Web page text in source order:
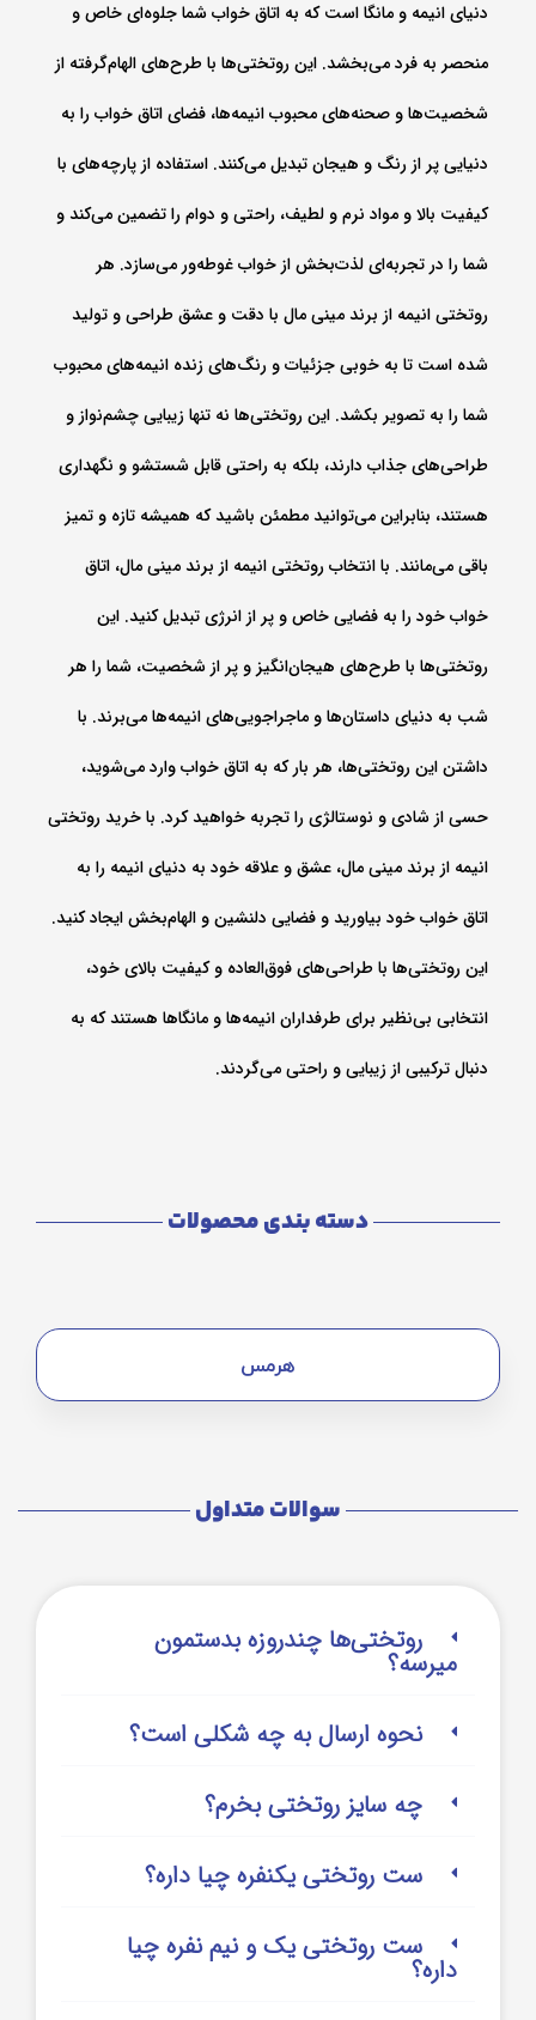
دنیای انیمه و مانگا است که به اتاق خواب شما جلوه‌ای خاص و
منحصر به فرد می‌بخشد. این روتختی‌ها با طرح‌های الهام‌گرفته از
شخصیت‌ها و صحنه‌های محبوب انیمه‌ها، فضای اتاق خواب را به
دنیایی پر از رنگ و هیجان تبدیل می‌کنند. استفاده از پارچه‌های با
کیفیت بالا و مواد نرم و لطیف، راحتی و دوام را تضمین می‌کند و
شما را در تجربه‌ای لذت‌بخش از خواب غوطه‌ور می‌سازد. هر
روتختی انیمه از برند مینی مال با دقت و عشق طراحی و تولید
شده است تا به خوبی جزئیات و رنگ‌های زنده انیمه‌های محبوب
شما را به تصویر بکشد. این روتختی‌ها نه تنها زیبایی چشم‌نواز و
طراحی‌های جذاب دارند، بلکه به راحتی قابل شستشو و نگهداری
هستند، بنابراین می‌توانید مطمئن باشید که همیشه تازه و تمیز
باقی می‌مانند. با انتخاب روتختی انیمه از برند مینی مال، اتاق
خواب خود را به فضایی خاص و پر از انرژی تبدیل کنید. این
روتختی‌ها با طرح‌های هیجان‌انگیز و پر از شخصیت، شما را هر
شب به دنیای داستان‌ها و ماجراجویی‌های انیمه‌ها می‌برند. با
داشتن این روتختی‌ها، هر بار که به اتاق خواب وارد می‌شوید،
حسی از شادی و نوستالژی را تجربه خواهید کرد. با خرید روتختی
انیمه از برند مینی مال، عشق و علاقه خود به دنیای انیمه را به
اتاق خواب خود بیاورید و فضایی دلنشین و الهام‌بخش ایجاد کنید.
این روتختی‌ها با طراحی‌های فوق‌العاده و کیفیت بالای خود،
انتخابی بی‌نظیر برای طرفداران انیمه‌ها و مانگاها هستند که به
دنبال ترکیبی از زیبایی و راحتی می‌گردند.
دسته بندی محصولات
هرمس
سوالات متداول
روتختی‌‌ها چندروزه بدستمون
میرسه؟
نحوه ارسال به چه شکلی است؟
چه سایز روتختی بخرم؟
ست روتختی یکنفره چیا داره؟
ست روتختی یک و نیم نفره چیا
داره؟